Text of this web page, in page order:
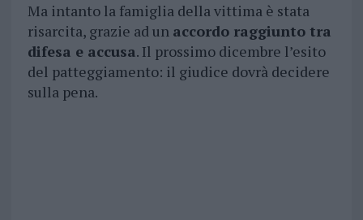
Ma intanto la famiglia della vittima è stata
risarcita, grazie ad un accordo raggiunto tra
difesa e accusa. Il prossimo dicembre l’esito
del patteggiamento: il giudice dovrà decidere
sulla pena.